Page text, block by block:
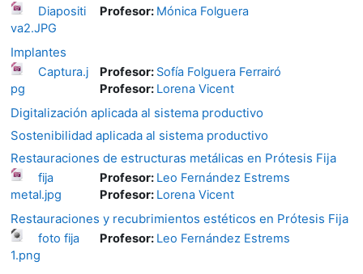
Diapositi
va2.JPG
Profesor: Mónica Folguera
Implantes
Captura.j
pg
Profesor: Sofía Folguera Ferrairó
Profesor: Lorena Vicent
Digitalización aplicada al sistema productivo
Sostenibilidad aplicada al sistema productivo
Restauraciones de estructuras metálicas en Prótesis Fija
fija
metal.jpg
Profesor: Leo Fernández Estrems
Profesor: Lorena Vicent
Restauraciones y recubrimientos estéticos en Prótesis Fija
foto fija
1.png
Profesor: Leo Fernández Estrems